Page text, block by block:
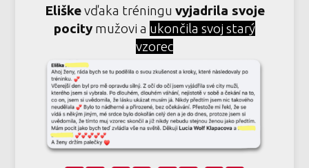
Eliškevďaka tréningu vyjadrila svoje
pocity mužovi a ukončila svoj starý
vzorec